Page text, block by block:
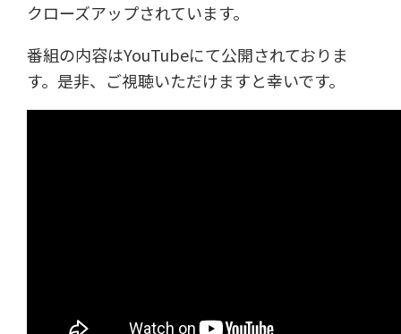
クローズアップされています。
番組の内容はYouTubeにて公開されておりま
す。是非、ご視聴いただけますと幸いです。